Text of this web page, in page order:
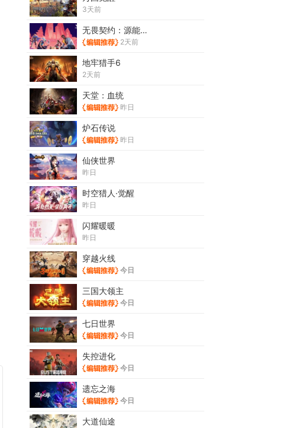
3天前
无畏契约：源能行动
2天前
地牢猎手6
2天前
天堂：血统
昨日
炉石传说
昨日
仙侠世界
昨日
时空猎人·觉醒
昨日
闪耀暖暖
昨日
穿越火线
今日
三国大领主
今日
七日世界
今日
失控进化
今日
遗忘之海
今日
大道仙途